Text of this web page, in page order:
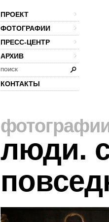
ПРОЕКТ
ФОТОГРАФИИ
ПРЕСС-ЦЕНТР
АРХИВ
ПОИСК
КОНТАКТЫ
люди.